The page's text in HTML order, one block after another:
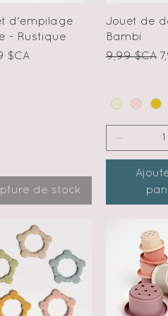
rapide
d'empilage
- Rustique
$CA
de stock
Aperçu
Jouet de
Bambi
Prix
9,99 $CA